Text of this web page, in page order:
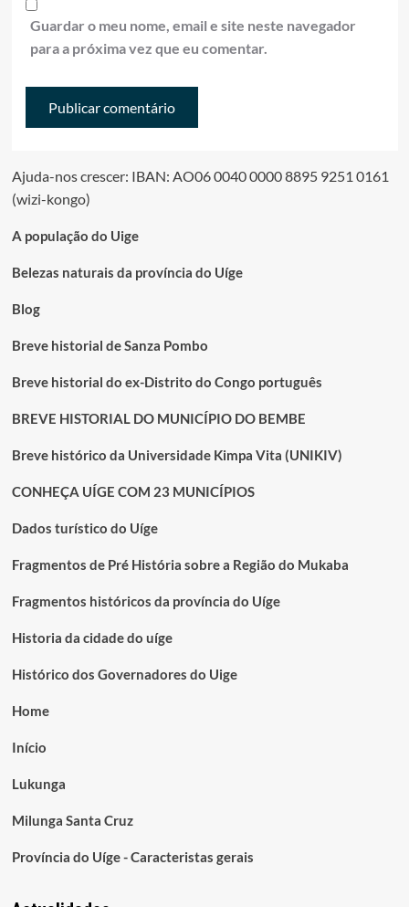
Guardar o meu nome, email e site neste navegador
para a próxima vez que eu comentar.
Ajuda-nos crescer: IBAN: AO06 0040 0000 8895 9251 0161
(wizi-kongo)
A população do Uige
Belezas naturais da província do Uíge
Blog
Breve historial de Sanza Pombo
Breve historial do ex-Distrito do Congo português
BREVE HISTORIAL DO MUNICÍPIO DO BEMBE
Breve histórico da Universidade Kimpa Vita (UNIKIV)
CONHEÇA UÍGE COM 23 MUNICÍPIOS
Dados turístico do Uíge
Fragmentos de Pré História sobre a Região do Mukaba
Fragmentos históricos da província do Uíge
Historia da cidade do uíge
Histórico dos Governadores do Uige
Home
Início
Lukunga
Milunga Santa Cruz
Província do Uíge - Caracteristas gerais